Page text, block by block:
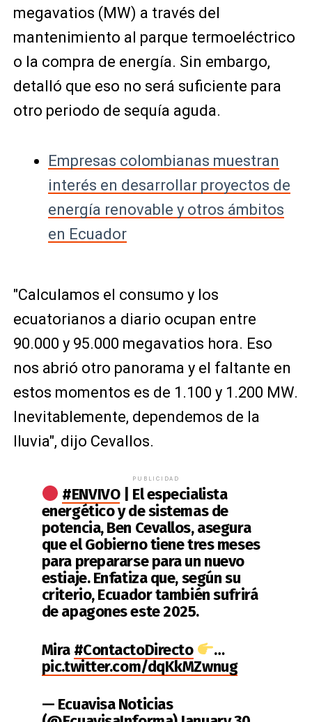
megavatios (MW) a través del
mantenimiento al parque termoeléctrico
o la compra de energía. Sin embargo,
detalló que eso no será suficiente para
otro periodo de sequía aguda.
Empresas colombianas muestran
interés en desarrollar proyectos de
energía renovable y otros ámbitos
en Ecuador
"Calculamos el consumo y los
ecuatorianos a diario ocupan entre
90.000 y 95.000 megavatios hora. Eso
nos abrió otro panorama y el faltante en
estos momentos es de 1.100 y 1.200 MW.
Inevitablemente, dependemos de la
lluvia", dijo Cevallos.
PUBLICIDAD
#ENVIVO| El especialista
energético y de sistemas de
potencia, Ben Cevallos, asegura
que el Gobierno tiene tres meses
para prepararse para un nuevo
estiaje. Enfatiza que, según su
criterio, Ecuador también sufrirá
de apagones este 2025.
Mira #ContactoDirecto
…
pic.twitter.com/dqKkMZwnug
— Ecuavisa Noticias